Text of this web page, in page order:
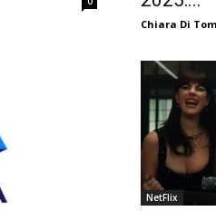
Chiara Di
NetFlix